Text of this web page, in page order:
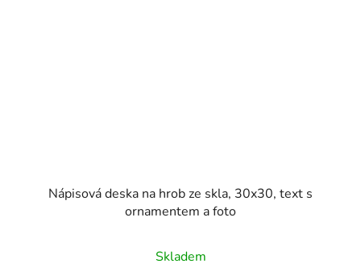
Nápisová deska na hrob ze skla, 30x30, text s
ornamentem a foto
hodnocení
Skladem